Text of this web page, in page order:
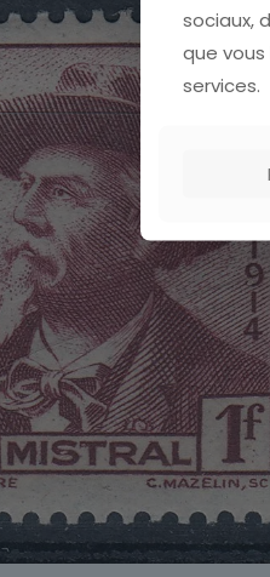
Pays
Format
Marque
sociaux,
que
services.